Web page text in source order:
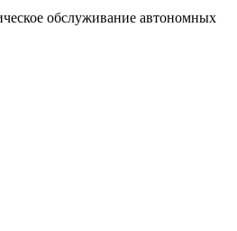
обслуживание автономных